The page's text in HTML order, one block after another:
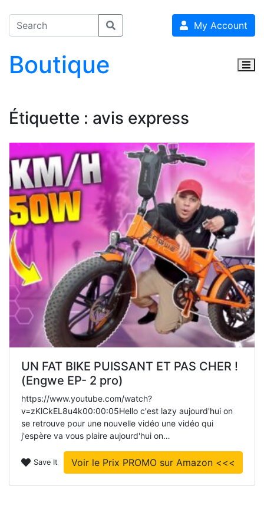
My Account
Boutique
Étiquette : avis express
UN FAT BIKE PUISSANT ET PAS CHER !
(Engwe EP- 2 pro)
https://www.youtube.com/watch?
v=zKlCkEL8u4k00:00:05Hello c'est lazy aujourd'hui on
se retrouve pour une nouvelle vidéo une vidéo qui
j'espère va vous plaire aujourd'hui on…
Save It Voir le Prix PROMO sur Amazon <<<